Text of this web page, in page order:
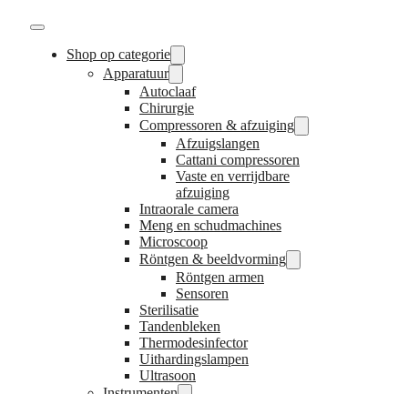
Shop op categorie
Apparatuur
Autoclaaf
Chirurgie
Compressoren & afzuiging
Afzuigslangen
Cattani compressoren
Vaste en verrijdbare
afzuiging
Intraorale camera
Meng en schudmachines
Microscoop
Röntgen & beeldvorming
Röntgen armen
Sensoren
Sterilisatie
Tandenbleken
Thermodesinfector
Uithardingslampen
Ultrasoon